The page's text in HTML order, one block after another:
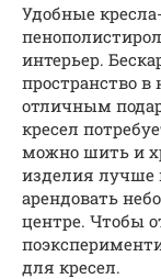
Удобные
интерьер.
пространство в
отличным
кресел
можно шить и
изделия лучше
арендовать
центре. Чтобы
для кресел.